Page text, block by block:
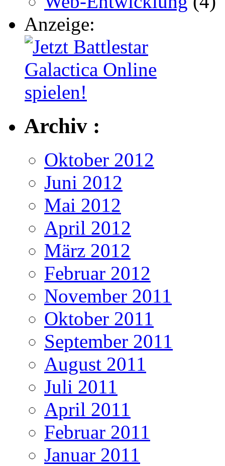
Anzeige:
Archiv :
Oktober 2012
Juni 2012
Mai 2012
April 2012
März 2012
Februar 2012
November 2011
Oktober 2011
September 2011
August 2011
Juli 2011
April 2011
Februar 2011
Januar 2011